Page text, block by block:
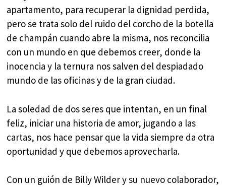
apartamento, para recuperar la dignidad perdida,
pero se trata solo del ruido del corcho de la botella
de champán cuando abre la misma, nos reconcilia
con un mundo en que debemos creer, donde la
inocencia y la ternura nos salven del despiadado
mundo de las oficinas y de la gran ciudad.
La soledad de dos seres que intentan, en un final
feliz, iniciar una historia de amor, jugando a las
cartas, nos hace pensar que la vida siempre da otra
oportunidad y que debemos aprovecharla.
Con un guión de Billy Wilder y su nuevo colaborador,